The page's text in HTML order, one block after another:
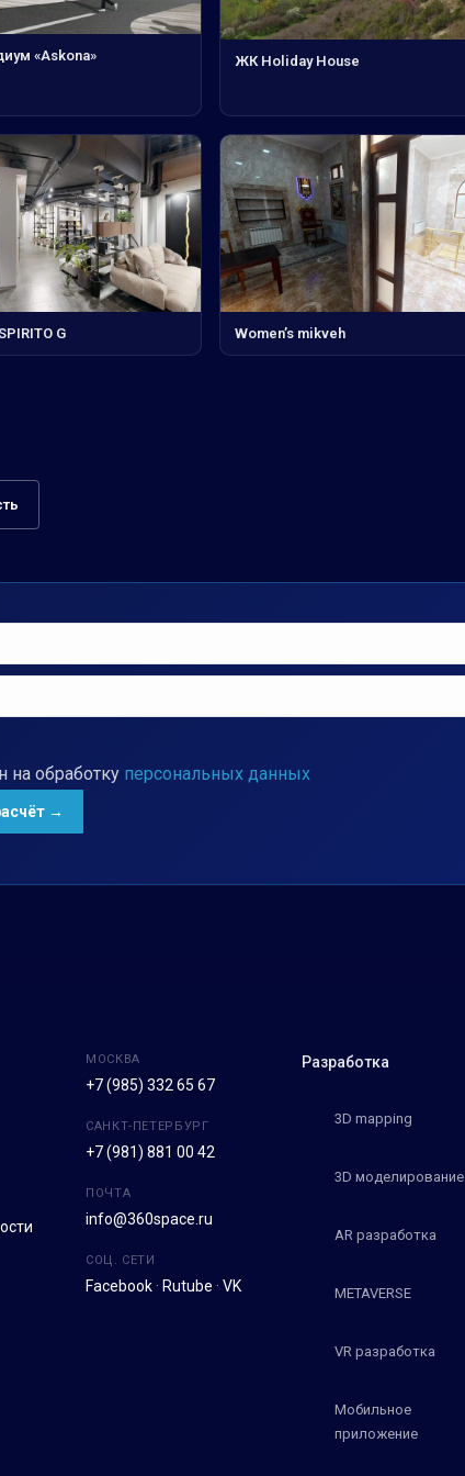
«Askona»
ЖК Holiday House
G Women’s mikveh
на обработку персональных данных
МОСКВА
+7 (985) 332 65 67
САНКТ-ПЕТЕРБУРГ
+7 (981) 881 00 42
ПОЧТА
info@360space.ru
СОЦ. СЕТИ
Facebook· Rutube · VK
Разработка
3D mapping
3D моделирование
AR разработка
METAVERSE
VR разработка
Мобильное
приложение